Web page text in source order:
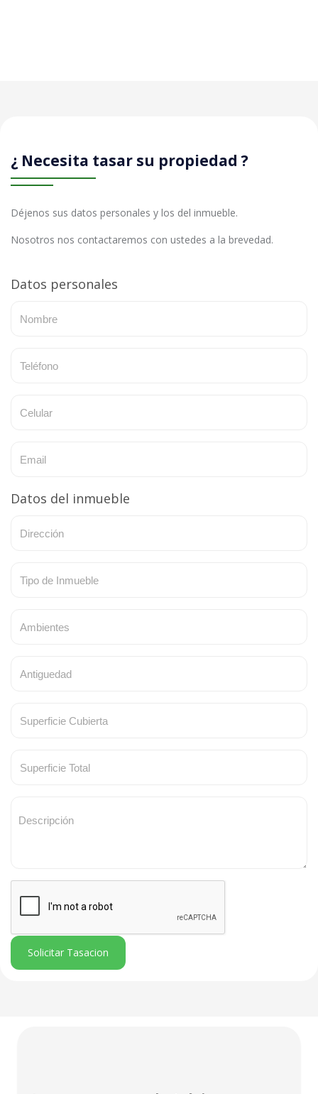
¿ Necesita tasar su propiedad ?
Déjenos sus datos personales y los del inmueble.
Nosotros nos contactaremos con ustedes a la brevedad.
Datos personales
Datos del inmueble
Solicitar Tasacion